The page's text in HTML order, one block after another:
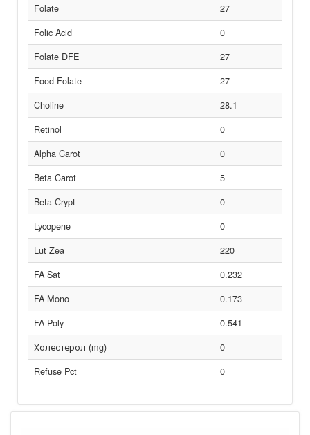
Folate
27
Folic Acid
0
Folate DFE
27
Food Folate
27
Choline
28.1
Retinol
0
Alpha Carot
0
Beta Carot
5
Beta Crypt
0
Lycopene
0
Lut Zea
220
FA Sat
0.232
FA Mono
0.173
FA Poly
0.541
Холестерол (mg)
0
Refuse Pct
0